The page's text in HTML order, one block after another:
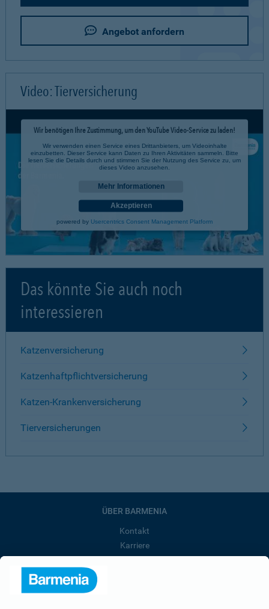
Angebot anfordern
Video: Tierversicherung
Wir benötigen Ihre Zustimmung, um den YouTube Video-Service zu laden!
Wir verwenden einen Service eines Drittanbieters, um Videoinhalte
einzubetten. Dieser Service kann Daten zu Ihren Aktivitäten sammeln. Bitte
lesen Sie die Details durch und stimmen Sie der Nutzung des Service zu, um
dieses Video anzusehen.
Mehr Informationen
Akzeptieren
powered by Usercentrics Consent Management Platform
Das könnte Sie auch noch
interessieren
Katzenversicherung
Katzenhaftpflichtversicherung
Katzen-Krankenversicherung
Tierversicherungen
ÜBER BARMENIA
Kontakt
Karriere